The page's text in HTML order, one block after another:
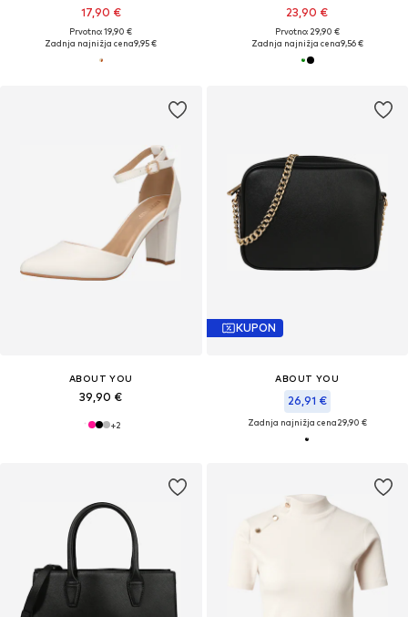
17,90 €
Prvotno: 19,90 €
Zadnja najnižja cena9,95 €
23,90 €
Prvotno: 29,90 €
Zadnja najnižja cena9,56 €
ABOUT YOU
39,90 €
+2
KUPON
ABOUT YOU
26,91 €
Zadnja najnižja cena29,90 €